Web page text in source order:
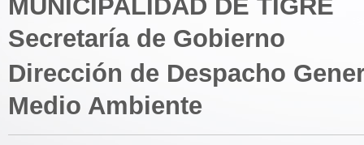
MUNICIPALIDAD DE TIGRE
Secretaría de Gobierno
Dirección de Despacho
Medio Ambiente